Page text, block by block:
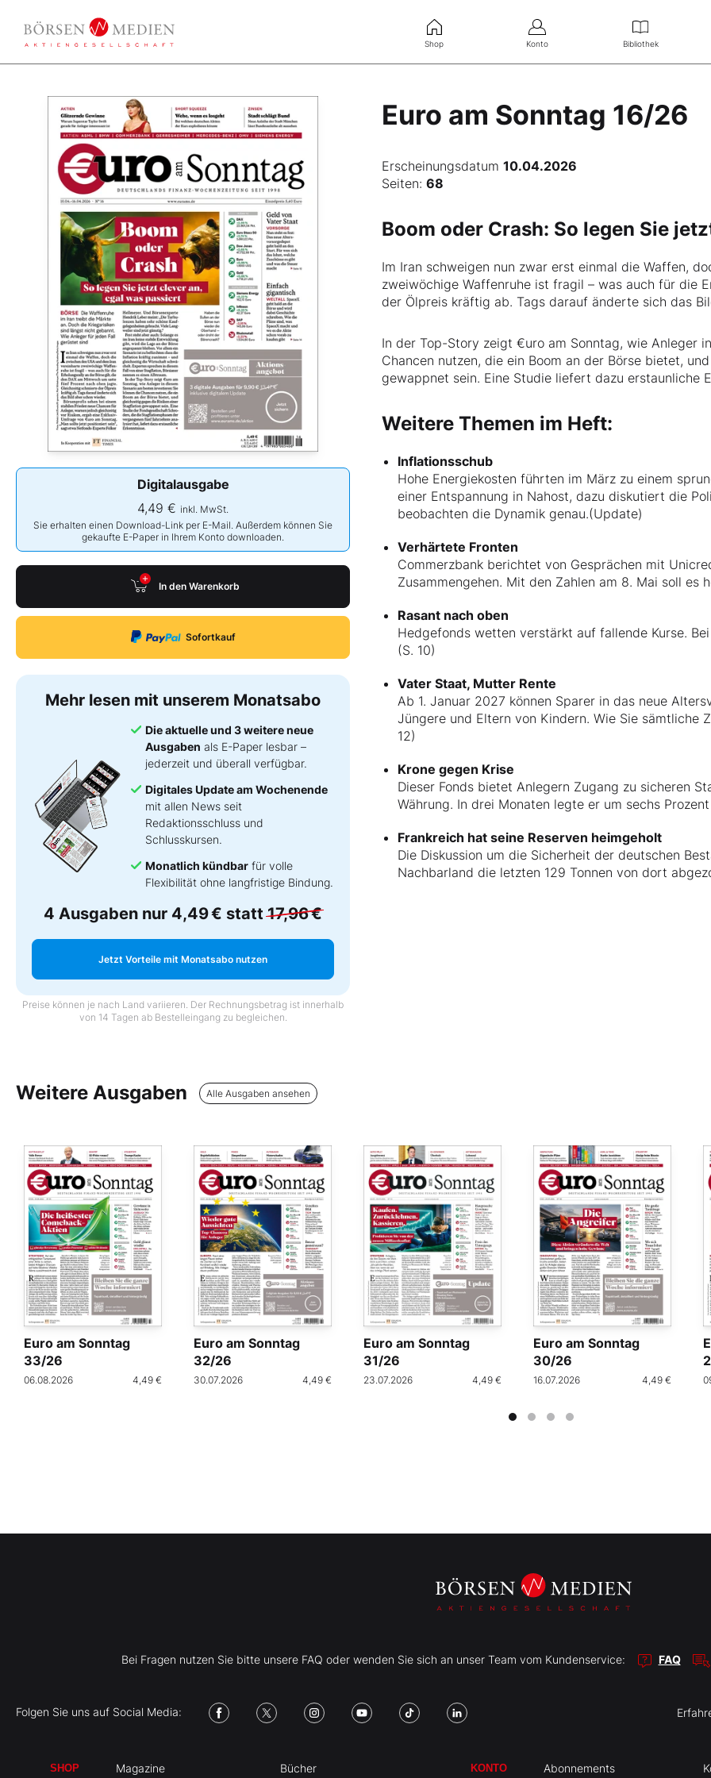
Shop Konto Bibliothek
Euro am Sonntag 16/26
Erscheinungsdatum10.04.2026
Digitalausgabe
4,49 € inkl. MwSt.
Sie erhalten einen Download-Link per E-Mail. Außerdem können Sie
gekaufte E-Paper in Ihrem Konto downloaden.
In den Warenkorb
Sofortkauf
Mehr lesen mit unserem Monatsabo
Die aktuelle und 3 weitere neue
Ausgaben als E-Paper lesbar –
jederzeit und überall verfügbar.
Digitales Update am Wochenende
mit allen News seit
Redaktionsschluss und
Schlusskursen.
Monatlich kündbar für volle
Flexibilität ohne langfristige Bindung.
4 Ausgaben nur 4,49 € statt17,96 €
Jetzt Vorteile mit Monatsabo nutzen
Preise können je nach Land variieren. Der Rechnungsbetrag ist innerhalb
von 14 Tagen ab Bestelleingang zu begleichen.
Seiten:68
Boom oder Crash: So legen Sie
Im Iran schweigen nun zwar erst einmal die Waffen,
zweiwöchige Waffenruhe ist fragil – was auch für die
der Ölpreis kräftig ab. Tags darauf änderte sich das
In der Top-Story zeigt €uro am Sonntag, wie Anleger
Chancen nutzen, die ein Boom an der Börse bietet,
gewappnet sein. Eine Studie liefert dazu erstaunliche
Weitere Themen im Heft:
Inflationsschub
Hohe Energiekosten führten im März zu einem
einer Entspannung in Nahost, dazu diskutiert die
beobachten die Dynamik genau.(Update)
Verhärtete Fronten
Commerzbank berichtet von Gesprächen mit
Zusammengehen. Mit den Zahlen am 8. Mai soll es
Rasant nach oben
Hedgefonds wetten verstärkt auf fallende Kurse.
(S. 10)
Vater Staat, Mutter Rente
Ab 1. Januar 2027 können Sparer in das neue
Jüngere und Eltern von Kindern. Wie Sie sämtliche
12)
Krone gegen Krise
Dieser Fonds bietet Anlegern Zugang zu sicheren
Währung. In drei Monaten legte er um sechs Prozent
Frankreich hat seine Reserven heimgeholt
Die Diskussion um die Sicherheit der deutschen
Nachbarland die letzten 129 Tonnen von dort
Weitere Ausgaben Alle Ausgaben ansehen
Euro am Sonntag
33/26
06.08.2026 4,49 €
Euro am Sonntag
32/26
30.07.2026 4,49 €
Euro am Sonntag
31/26
23.07.2026 4,49 €
Euro am Sonntag
30/26
16.07.2026 4,49 €
Bei Fragen nutzen Sie bitte unsere FAQ oder wenden Sie sich an unser Team vom Kundenservice: FAQ
Folgen Sie uns auf Social Media:
SHOP Magazine Bücher KONTO Abonnements